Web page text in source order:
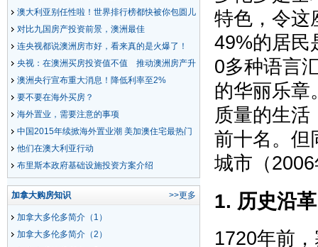
澳大利亚别任性啦！世界排行榜都快被你包圆儿
了！
对比九国房产投资前景，澳洲最佳
连央视都说澳洲房市好，看来真的是火爆了！
央视：在澳洲买房投资值不值 推动澳洲房产升
值的五大因素
澳洲央行宣布重大消息！降低利率至2%
要不要在海外买房？
海外置业，需要注意的事项
中国2015年续掀海外置业潮 美加澳住宅最热门
他们在澳大利亚行动
布里斯本政府基础设施投资方案介绍
加拿大购房知识 >>更多
加拿大多伦多简介（1）
加拿大多伦多简介（2）
特色，令这
49%的居民
0多种语言
的华丽乐章
质量的生活
前十名。但
城市（
1. 历史沿革
1720年前